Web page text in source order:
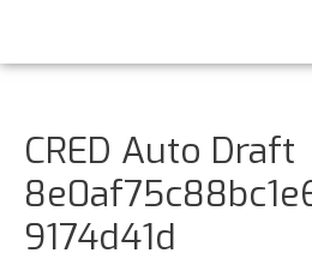
CRED Auto Draft
9174d41d